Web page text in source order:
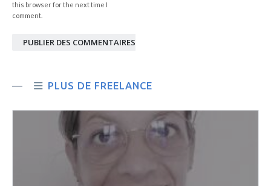
this browser for the next time I
comment.
PUBLIER DES COMMENTAIRES
PLUS DE FREELANCE